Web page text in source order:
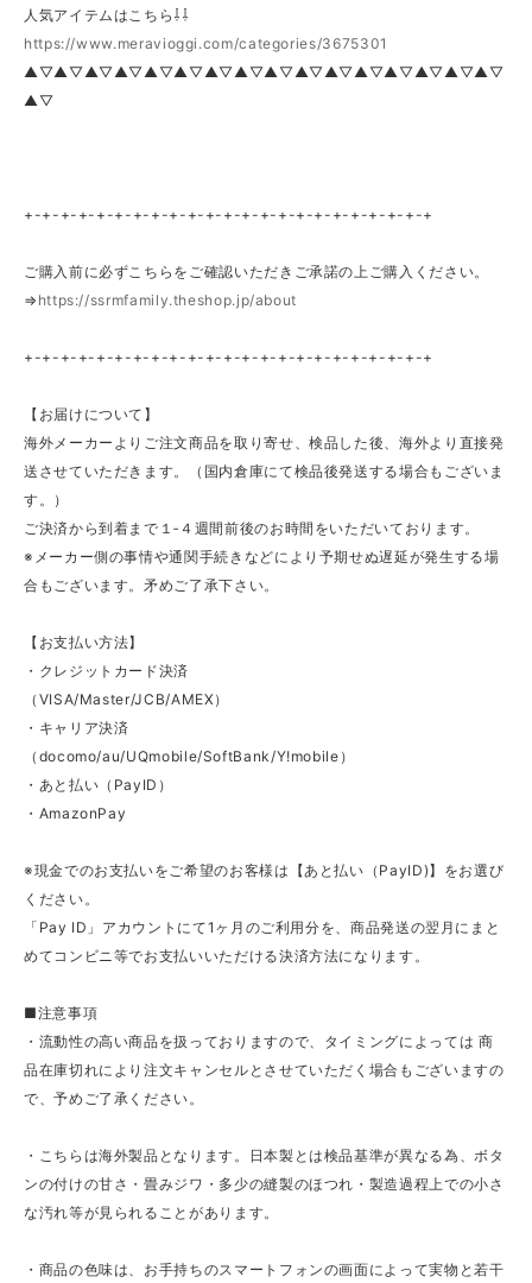
人気アイテムはこちら⇩⇩
https://www.meravioggi.com/categories/3675301
▲▽▲▽▲▽▲▽▲▽▲▽▲▽▲▽▲▽▲▽▲▽▲▽▲▽▲▽▲▽▲▽
▲▽
+-+-+-+-+-+-+-+-+-+-+-+-+-+-+-+-+-+-+-+-+-+-+
ご購入前に必ずこちらをご確認いただきご承諾の上ご購入ください。
⇒ https://ssrmfamily.theshop.jp/about
+-+-+-+-+-+-+-+-+-+-+-+-+-+-+-+-+-+-+-+-+-+-+
【お届けについて】
海外メーカーよりご注文商品を取り寄せ、検品した後、海外より直接発
送させていただきます。（国内倉庫にて検品後発送する場合もございま
す。）
ご決済から到着まで１‐４週間前後のお時間をいただいております。
※メーカー側の事情や通関手続きなどにより予期せぬ遅延が発生する場
合もございます。矛めご了承下さい。
【お支払い方法】
・クレジットカード決済
（VISA/Master/JCB/AMEX）
・キャリア決済
（docomo/au/UQmobile/SoftBank/Y!mobile）
・あと払い（PayID）
・AmazonPay
※現金でのお支払いをご希望のお客様は【あと払い（PayID)】をお選び
ください。
「Pay ID」アカウントにて1ヶ月のご利用分を、商品発送の翌月にまと
めてコンビニ等でお支払いいただける決済方法になります。
■注意事項
・流動性の高い商品を扱っておりますので、タイミングによっては 商
品在庫切れにより注文キャンセルとさせていただく場合もございますの
で、予めご了承ください。
・こちらは海外製品となります。日本製とは検品基準が異なる為、ボタ
ンの付けの甘さ・畳みジワ・多少の縫製のほつれ・製造過程上での小さ
な汚れ等が見られることがあります。
・商品の色味は、お手持ちのスマートフォンの画面によって実物と若干